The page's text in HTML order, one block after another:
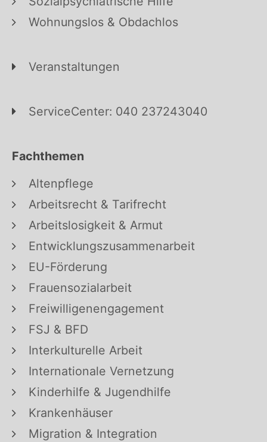
Wohnungslos & Obdachlos
Veranstaltungen
ServiceCenter: 040 237243040
Fachthemen
Altenpflege
Arbeitsrecht & Tarifrecht
Arbeitslosigkeit & Armut
Entwicklungszusammenarbeit
EU-Förderung
Frauensozialarbeit
Freiwilligenengagement
FSJ & BFD
Interkulturelle Arbeit
Internationale Vernetzung
Kinderhilfe & Jugendhilfe
Krankenhäuser
Migration & Integration